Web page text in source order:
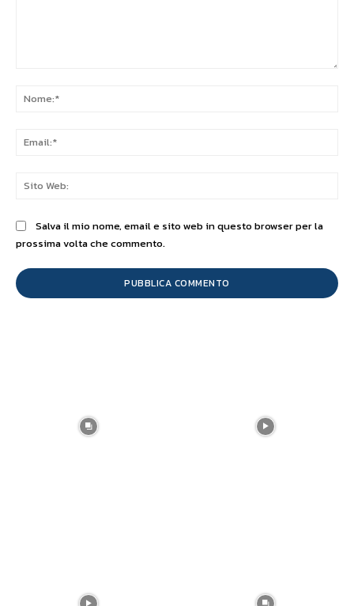
Salva il mio nome, email e sito web in questo browser per la
prossima volta che commento.